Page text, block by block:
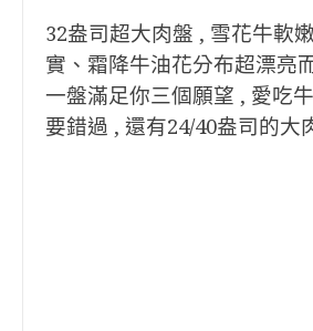
32盎司超大肉盤 , 雪花牛軟
實、霜降牛油花分布超漂亮
一盤滿足你三個願望 , 愛吃
要錯過 , 還有24/40盎司的大